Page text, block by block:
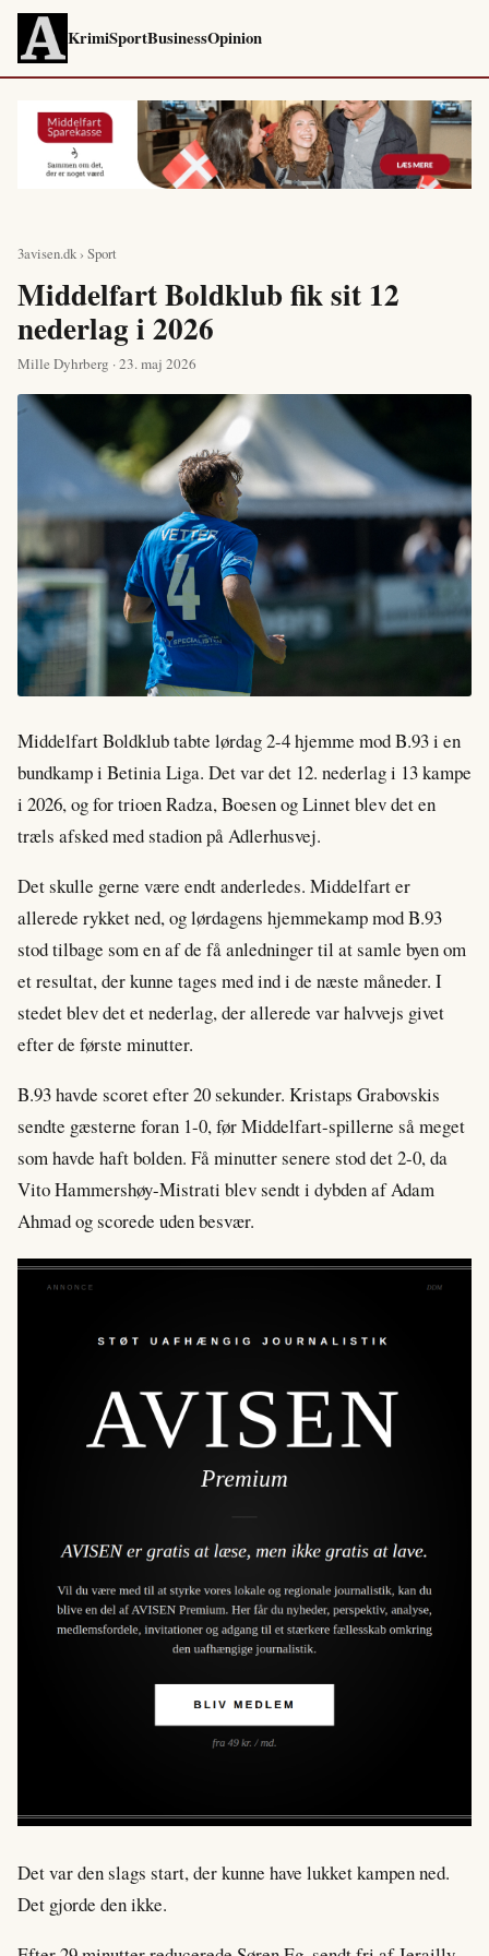
KrimiSportBusinessOpinion
3avisen.dk› Sport
Middelfart Boldklub fik sit 12
nederlag i 2026
Mille Dyhrberg · 23. maj 2026
Middelfart Boldklub tabte lørdag 2-4 hjemme mod B.93 i en
bundkamp i Betinia Liga. Det var det 12. nederlag i 13 kampe
i 2026, og for trioen Radza, Boesen og Linnet blev det en
træls afsked med stadion på Adlerhusvej.
Det skulle gerne være endt anderledes. Middelfart er
allerede rykket ned, og lørdagens hjemmekamp mod B.93
stod tilbage som en af de få anledninger til at samle byen om
et resultat, der kunne tages med ind i de næste måneder. I
stedet blev det et nederlag, der allerede var halvvejs givet
efter de første minutter.
B.93 havde scoret efter 20 sekunder. Kristaps Grabovskis
sendte gæsterne foran 1-0, før Middelfart-spillerne så meget
som havde haft bolden. Få minutter senere stod det 2-0, da
Vito Hammershøy-Mistrati blev sendt i dybden af Adam
Ahmad og scorede uden besvær.
Det var den slags start, der kunne have lukket kampen ned.
Det gjorde den ikke.